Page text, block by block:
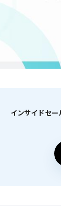
インサイドセ